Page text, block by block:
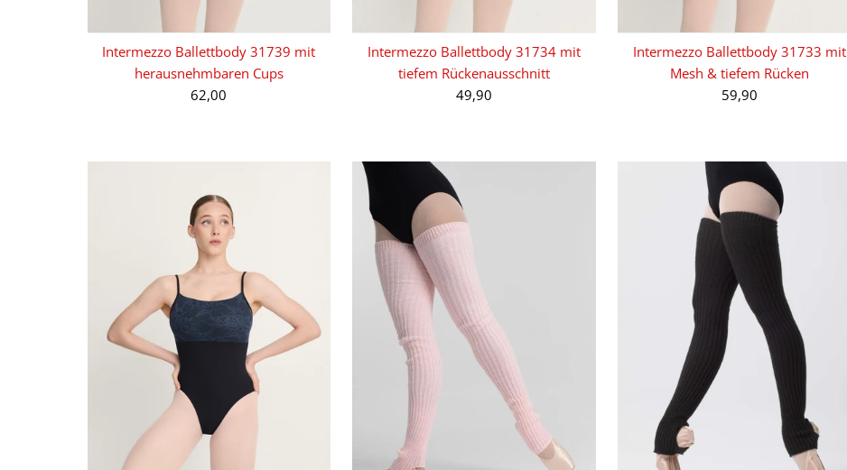
Intermezzo Ballettbody 31739 mit
herausnehmbaren Cups
62,00
Intermezzo Ballettbody 31734 mit
tiefem Rückenausschnitt
49,90
Intermezzo Ballettbody 31733 mit
Mesh & tiefem Rücken
59,90